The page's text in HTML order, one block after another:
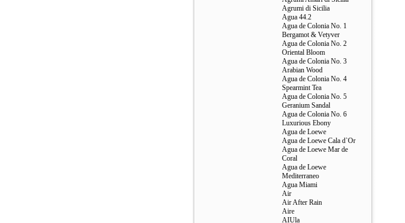
Agrumi di Sicilia
Agua 44.2
Agua de Colonia No. 1
Bergamot & Vetyver
Agua de Colonia No. 2
Oriental Bloom
Agua de Colonia No. 3
Arabian Wood
Agua de Colonia No. 4
Spearmint Tea
Agua de Colonia No. 5
Geranium Sandal
Agua de Colonia No. 6
Luxurious Ebony
Agua de Loewe
Agua de Loewe Cala d`Or
Agua de Loewe Mar de
Coral
Agua de Loewe
Mediterraneo
Agua Miami
Air
Air After Rain
Aire
AIUla